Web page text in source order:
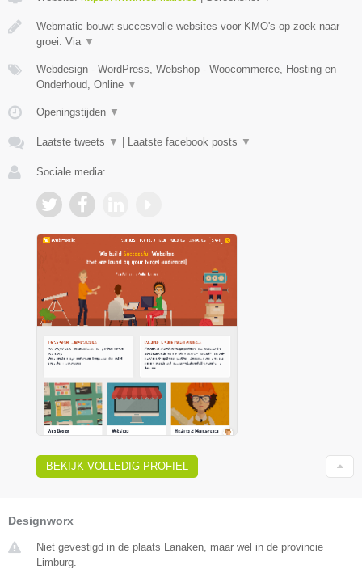
Webmatic bouwt succesvolle websites voor KMO's op zoek naar
groei. Via ▼
Webdesign - WordPress, Webshop - Woocommerce, Hosting en
Onderhoud, Online ▼
Openingstijden ▼
Laatste tweets ▼ Laatste facebook posts ▼
Sociale media:
BEKIJK VOLLEDIG PROFIEL
Designworx
Niet gevestigd in de plaats Lanaken, maar wel in de provincie
Limburg.